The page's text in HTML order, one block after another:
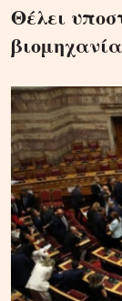
Θέλει
βιομηχανία